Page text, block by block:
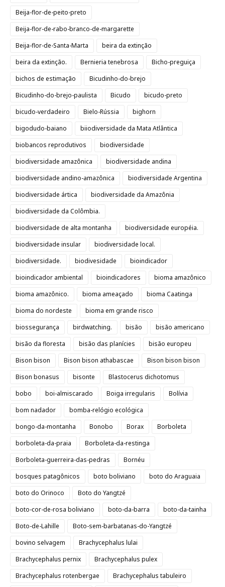
Beija-flor-de-peito-preto
Beija-flor-de-rabo-branco-de-margarette
Beija-flor-de-Santa-Marta
beira da extinção
beira da extinção.
Bernieria tenebrosa
Bicho-preguiça
bichos de estimação
Bicudinho-do-brejo
Bicudinho-do-brejo-paulista
Bicudo
bicudo-preto
bicudo-verdadeiro
Bielo-Rússia
bighorn
bigodudo-baiano
biiodiversidade da Mata Atlântica
biobancos reprodutivos
biodiversidade
biodiversidade amazônica
biodiversidade andina
biodiversidade andino-amazônica
biodiversidade Argentina
biodiversidade ártica
biodiversidade da Amazônia
biodiversidade da Colômbia.
biodiversidade de alta montanha
biodiversidade européia.
biodiversidade insular
biodiversidade local.
biodiversidade.
biodivesidade
bioindicador
bioindicador ambiental
bioindicadores
bioma amazônico
bioma amazônico.
bioma ameaçado
bioma Caatinga
bioma do nordeste
bioma em grande risco
biossegurança
birdwatching. bisão
bisão americano
bisão da floresta
bisão das planícies
bisão europeu
Bison bison
Bison bison athabascae
Bison bison bison
Bison bonasus
bisonte
Blastocerus dichotomus
bobo
boi-almiscarado Boiga irregularis
Bolívia
bom nadador
bomba-relógio ecológica
bongo-da-montanha
Bonobo Borax
Borboleta
borboleta-da-praia
Borboleta-da-restinga
Borboleta-guerreira-das-pedras
Bornéu
bosques patagônicos
boto boliviano
boto do Araguaia
boto do Orinoco
Boto do Yangtzé
boto-cor-de-rosa boliviano
boto-da-barra
boto-da-tainha
Boto-de-Lahille
Boto-sem-barbatanas-do-Yangtzé
bovino selvagem
Brachycephalus lulai
Brachycephalus pernix
Brachycephalus pulex
Brachycephalus rotenbergae
Brachycephalus tabuleiro